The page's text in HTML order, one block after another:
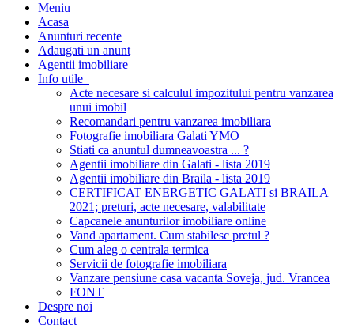
Meniu
Acasa
Anunturi recente
Adaugati un anunt
Agentii imobiliare
Info utile
Acte necesare si calculul impozitului pentru vanzarea
unui imobil
Recomandari pentru vanzarea imobiliara
Fotografie imobiliara Galati YMO
Stiati ca anuntul dumneavoastra ... ?
Agentii imobiliare din Galati - lista 2019
Agentii imobiliare din Braila - lista 2019
CERTIFICAT ENERGETIC GALATI si BRAILA
2021; preturi, acte necesare, valabilitate
Capcanele anunturilor imobiliare online
Vand apartament. Cum stabilesc pretul ?
Cum aleg o centrala termica
Servicii de fotografie imobiliara
Vanzare pensiune casa vacanta Soveja, jud. Vrancea
FONT
Despre noi
Contact